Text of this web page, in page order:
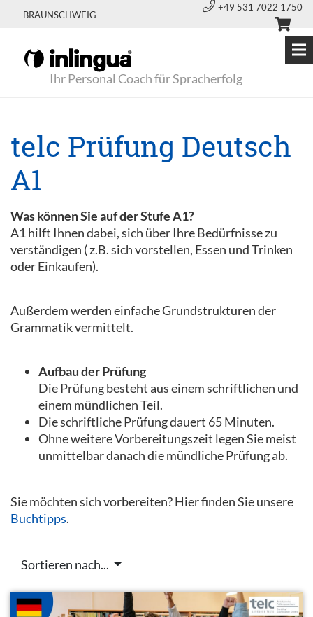
BRAUNSCHWEIG
+49 531 7022 1750
Ihr Personal Coach für Spracherfolg
telc Prüfung Deutsch
A1
Was können Sie auf der Stufe A1?
A1 hilft Ihnen dabei, sich über Ihre Bedürfnisse zu
verständigen ( z.B. sich vorstellen, Essen und Trinken
oder Einkaufen).
Außerdem werden einfache Grundstrukturen der
Grammatik vermittelt.
Aufbau der Prüfung
Die Prüfung besteht aus einem schriftlichen und
einem mündlichen Teil.
Die schriftliche Prüfung dauert 65 Minuten.
Ohne weitere Vorbereitungszeit legen Sie meist
unmittelbar danach die mündliche Prüfung ab.
Sie möchten sich vorbereiten? Hier finden Sie unsere
Buchtipps.
Sortieren nach...